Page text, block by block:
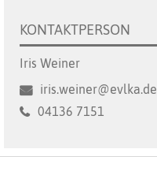
KONTAKTPERSON
Iris Weiner
iris.weiner@evlka.de
04136 7151